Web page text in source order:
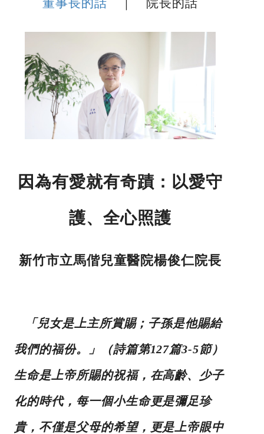
因為有愛就有奇蹟：以愛守
護、全心照護
新竹市立馬偕兒童醫院楊俊仁院長
「兒女是上主所賞賜；子孫是他賜給
我們的福份。」（詩篇第127篇3-5節）
生命是上帝所賜的祝福，在高齡、少子
化的時代，每一個小生命更是彌足珍
貴，不僅是父母的希望，更是上帝眼中